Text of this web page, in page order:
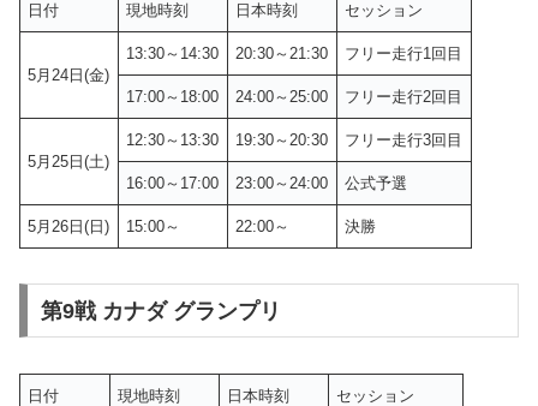
日付 現地時刻 日本時刻 セッション
5月24日(金)
13:30～14:30 20:30～21:30 フリー走行1回目
17:00～18:00 24:00～25:00 フリー走行2回目
5月25日(土)
12:30～13:30 19:30～20:30 フリー走行3回目
16:00～17:00 23:00～24:00 公式予選
5月26日(日) 15:00～ 22:00～ 決勝
第9戦 カナダ グランプリ
日付 現地時刻 日本時刻 セッション